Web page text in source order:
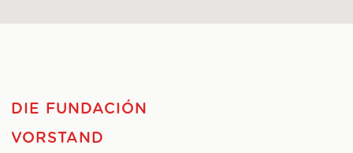
DIE FUNDACIÓN
VORSTAND